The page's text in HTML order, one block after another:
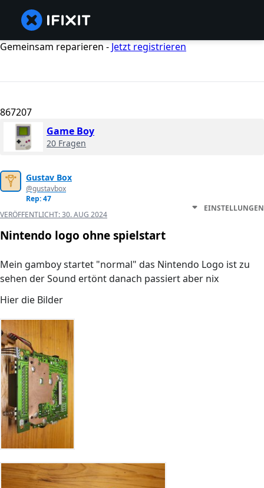
Gemeinsam reparieren - Jetzt registrieren
867207
Game Boy
20 Fragen
Gustav Box
@gustavbox
Rep: 47
VERÖFFENTLICHT:30. AUG 2024
EINSTELLUNGEN
Nintendo logo ohne spielstart
Mein gamboy startet "normal" das Nintendo Logo ist zu
sehen der Sound ertönt danach passiert aber nix
Hier die Bilder